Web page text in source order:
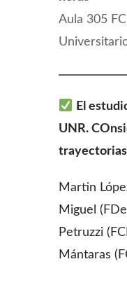
Aula 305
El
UNR.
Martin
Miguel
Petruzzi
Mántaras